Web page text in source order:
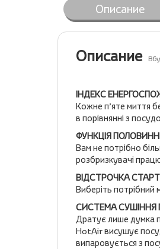
Описание
Описание
ІНДЕКС
Кожне п’яте миття
в порівнянні з
ФУНКЦІЯ
Вам не потрібно
розбризкувачі
ВІДСТРОЧКА
Виберіть
СИСТЕМА СУШІННЯ
Дратує лише думка
HotAir висушує
випаровується з